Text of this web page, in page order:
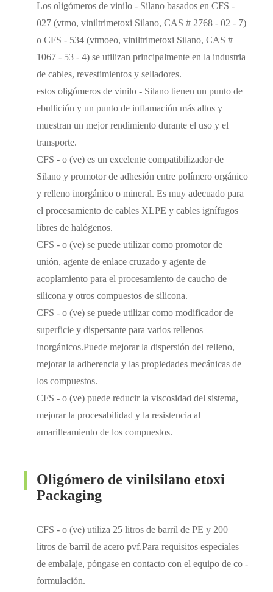
Los oligómeros de vinilo - Silano basados en CFS -
027 (vtmo, viniltrimetoxi Silano, CAS # 2768 - 02 - 7)
o CFS - 534 (vtmoeo, viniltrimetoxi Silano, CAS #
1067 - 53 - 4) se utilizan principalmente en la industria
de cables, revestimientos y selladores.
estos oligómeros de vinilo - Silano tienen un punto de
ebullición y un punto de inflamación más altos y
muestran un mejor rendimiento durante el uso y el
transporte.
CFS - o (ve) es un excelente compatibilizador de
Silano y promotor de adhesión entre polímero orgánico
y relleno inorgánico o mineral. Es muy adecuado para
el procesamiento de cables XLPE y cables ignífugos
libres de halógenos.
CFS - o (ve) se puede utilizar como promotor de
unión, agente de enlace cruzado y agente de
acoplamiento para el procesamiento de caucho de
silicona y otros compuestos de silicona.
CFS - o (ve) se puede utilizar como modificador de
superficie y dispersante para varios rellenos
inorgánicos.Puede mejorar la dispersión del relleno,
mejorar la adherencia y las propiedades mecánicas de
los compuestos.
CFS - o (ve) puede reducir la viscosidad del sistema,
mejorar la procesabilidad y la resistencia al
amarilleamiento de los compuestos.
Oligómero de vinilsilano etoxi
Packaging
CFS - o (ve) utiliza 25 litros de barril de PE y 200
litros de barril de acero pvf.Para requisitos especiales
de embalaje, póngase en contacto con el equipo de co -
formulación.